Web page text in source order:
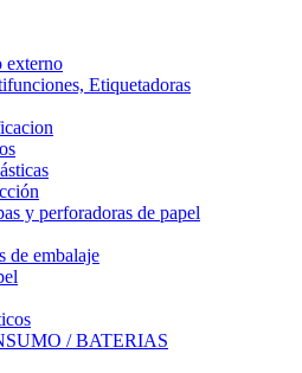
externo
Etiquetadoras
y perforadoras de papel
de embalaje
/ BATERIAS